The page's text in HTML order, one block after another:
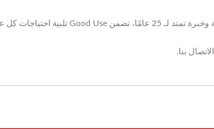
الاتصال بنا